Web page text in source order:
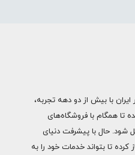
با بیش از دو دهه تجربه،
تا همگام با فروشگاه‌های
شود. حال با پیشرفت دنیای
به صورت رسمی آغاز کرده تا بتواند خدمات خود را به